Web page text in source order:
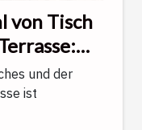
von Tisch
und der
ist